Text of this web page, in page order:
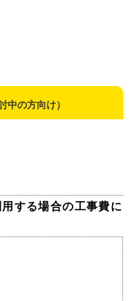
中の方向け）
する場合の工事費に